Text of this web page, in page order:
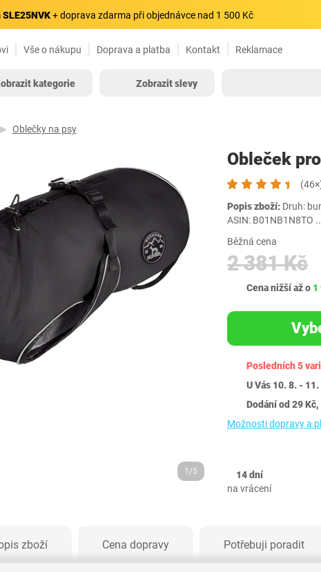
SLE25NVK+ doprava zdarma při objednávce nad 1 500 Kč
Vše o nákupu Doprava a platba Kontakt Reklamace
kategorie Zobrazit slevy
Oblečky na psy
1/5
Obleček
Popis zboží: Druh:
ASIN: B01NB1N8TO
Běžná cena
2 381 Kč
Cena nižší až o 1
Posledních 5
U Vás 10. 8. - 11.
Dodání od 29
Možnosti dopravy a
14 dní
na vrácení
zboží Cena dopravy Potřebuji poradit